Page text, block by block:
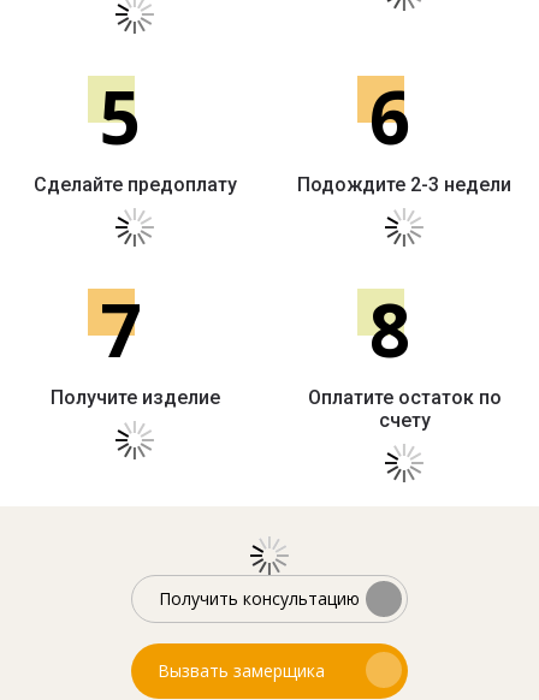
5
Сделайте предоплату
6
Подождите 2-3 недели
7
Получите изделие
8
Оплатите остаток по
счету
Получить консультацию
Вызвать замерщика